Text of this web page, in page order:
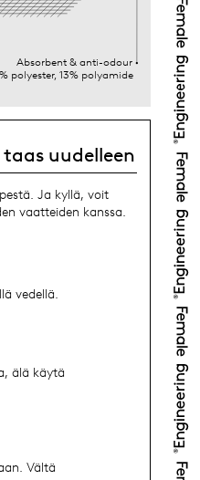
Absorbent & anti-odour
polyester, 13% polyamide
uudelleen
Ja kyllä, voit
vaatteiden kanssa.
vedellä.
älä käytä
Vältä